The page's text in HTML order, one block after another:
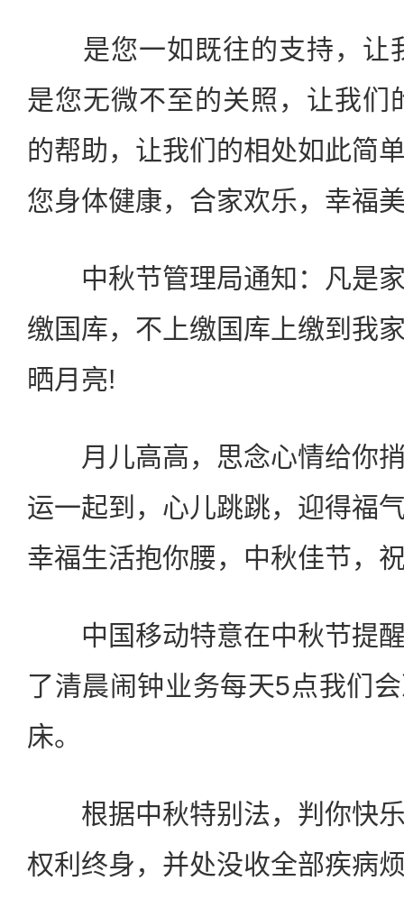
是您一如既往的支持，让
是您无微不至的关照，让我们
的帮助，让我们的相处如此简
您身体健康，合家欢乐，幸福
中秋节管理局通知：凡是家
缴国库，不上缴国库上缴到我
晒月亮!
月儿高高，思念心情给你捎
运一起到，心儿跳跳，迎得福
幸福生活抱你腰，中秋佳节，
中国移动特意在中秋节提醒
了清晨闹钟业务每天5点我们
床。
根据中秋特别法，判你快乐
权利终身，并处没收全部疾病